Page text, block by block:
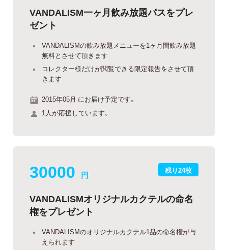
VANDALISM一ヶ月飲み放題パスをプレ
ゼント
VANDALISMの飲み放題メニューを1ヶ月間飲み放題
無料とさせて頂きます
コレクター様だけが閲覧できる限定報告をさせて頂
きます
2015年05月 にお届け予定です。
1人が応援しています。
残り24枚
30000 円
VANDALISMオリジナルカクテルの命名
権をプレゼント
VANDALISMのオリジナルカクテル1品の命名権が与
えられます